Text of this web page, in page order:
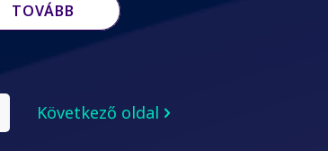
TOVÁBB
Következő oldal